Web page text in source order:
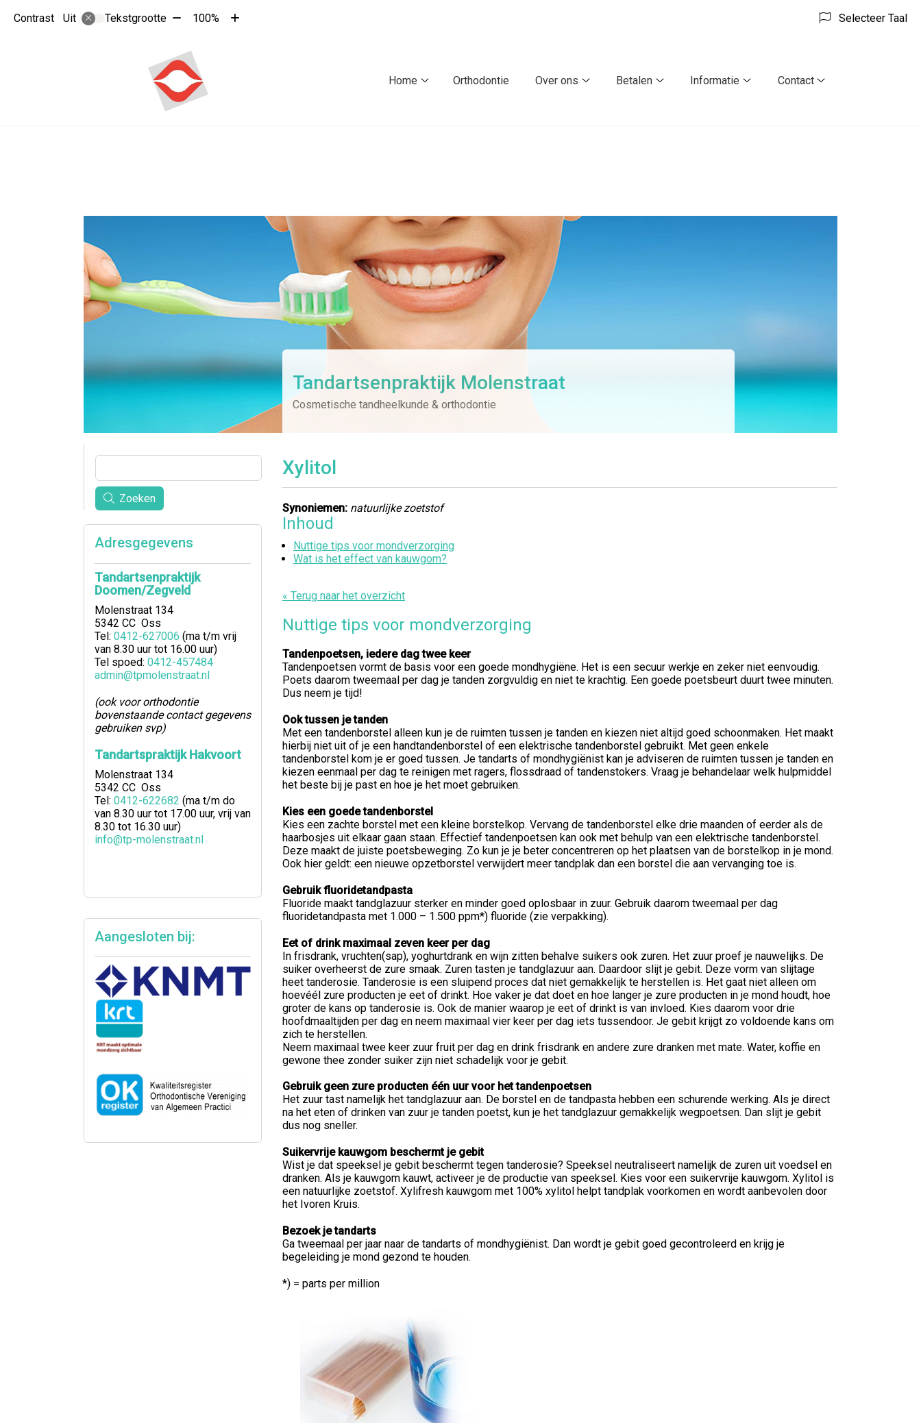
Contrast Uit Tekstgrootte Tekst
10%
100%
Tekst
Selecteer Taal
Home
Orthodontie
Over ons
Betalen
Informatie
Contact
Tandartsenpraktijk Molenstraat
Cosmetische tandheelkunde & orthodontie
Xylitol
Synoniemen: natuurlijke zoetstof
Inhoud
Nuttige tips voor mondverzorging
Wat is het effect van kauwgom?
« Terug naar het overzicht
Nuttige tips voor mondverzorging
Tandenpoetsen, iedere dag twee keer
Tandenpoetsen vormt de basis voor een goede mondhygiëne. Het is een secuur werkje en zeker niet eenvoudig.
Poets daarom tweemaal per dag je tanden zorgvuldig en niet te krachtig. Een goede poetsbeurt duurt twee minuten.
Dus neem je tijd!
Ook tussen je tanden
Met een tandenborstel alleen kun je de ruimten tussen je tanden en kiezen niet altijd goed schoonmaken. Het maakt
hierbij niet uit of je een handtandenborstel of een elektrische tandenborstel gebruikt. Met geen enkele
tandenborstel kom je er goed tussen. Je tandarts of mondhygiënist kan je adviseren de ruimten tussen je tanden en
kiezen eenmaal per dag te reinigen met ragers, flossdraad of tandenstokers. Vraag je behandelaar welk hulpmiddel
het beste bij je past en hoe je het moet gebruiken.
Kies een goede tandenborstel
Kies een zachte borstel met een kleine borstelkop. Vervang de tandenborstel elke drie maanden of eerder als de
haarbosjes uit elkaar gaan staan. Effectief tandenpoetsen kan ook met behulp van een elektrische tandenborstel.
Deze maakt de juiste poetsbeweging. Zo kun je je beter concentreren op het plaatsen van de borstelkop in je mond.
Ook hier geldt: een nieuwe opzetborstel verwijdert meer tandplak dan een borstel die aan vervanging toe is.
Gebruik fluoridetandpasta
Fluoride maakt tandglazuur sterker en minder goed oplosbaar in zuur. Gebruik daarom tweemaal per dag
fluoridetandpasta met 1.000 – 1.500 ppm*) fluoride (zie verpakking).
Eet of drink maximaal zeven keer per dag
In frisdrank, vruchten(sap), yoghurtdrank en wijn zitten behalve suikers ook zuren. Het zuur proef je nauwelijks. De
suiker overheerst de zure smaak. Zuren tasten je tandglazuur aan. Daardoor slijt je gebit. Deze vorm van slijtage
heet tanderosie. Tanderosie is een sluipend proces dat niet gemakkelijk te herstellen is. Het gaat niet alleen om
hoevéél zure producten je eet of drinkt. Hoe vaker je dat doet en hoe langer je zure producten in je mond houdt, hoe
groter de kans op tanderosie is. Ook de manier waarop je eet of drinkt is van invloed. Kies daarom voor drie
hoofdmaaltijden per dag en neem maximaal vier keer per dag iets tussendoor. Je gebit krijgt zo voldoende kans om
zich te herstellen.
Neem maximaal twee keer zuur fruit per dag en drink frisdrank en andere zure dranken met mate. Water, koffie en
gewone thee zonder suiker zijn niet schadelijk voor je gebit.
Gebruik geen zure producten één uur voor het tandenpoetsen
Het zuur tast namelijk het tandglazuur aan. De borstel en de tandpasta hebben een schurende werking. Als je direct
na het eten of drinken van zuur je tanden poetst, kun je het tandglazuur gemakkelijk wegpoetsen. Dan slijt je gebit
dus nog sneller.
Suikervrije kauwgom beschermt je gebit
Wist je dat speeksel je gebit beschermt tegen tanderosie? Speeksel neutraliseert namelijk de zuren uit voedsel en
dranken. Als je kauwgom kauwt, activeer je de productie van speeksel. Kies voor een suikervrije kauwgom. Xylitol is
een natuurlijke zoetstof. Xylifresh kauwgom met 100% xylitol helpt tandplak voorkomen en wordt aanbevolen door
het Ivoren Kruis.
Bezoek je tandarts
Ga tweemaal per jaar naar de tandarts of mondhygiënist. Dan wordt je gebit goed gecontroleerd en krijg je
begeleiding je mond gezond te houden.
*) = parts per million
Zoeken
Adresgegevens
Tandartsenpraktijk
Doomen/Zegveld
Molenstraat 134
5342 CC Oss
Tel: 0412-627006 (ma t/m vrij
van 8.30 uur tot 16.00 uur)
Tel spoed: 0412-457484
admin@tpmolenstraat.nl
(ook voor orthodontie
bovenstaande contact gegevens
gebruiken svp)
Tandartspraktijk Hakvoort
Molenstraat 134
5342 CC Oss
Tel: 0412-622682 (ma t/m do
van 8.30 uur tot 17.00 uur, vrij van
8.30 tot 16.30 uur)
info@tp-molenstraat.nl
Aangesloten bij: